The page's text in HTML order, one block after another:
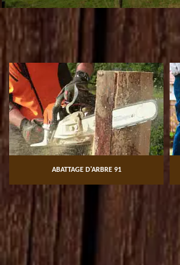
ABATTAGE D'ARBRE 91